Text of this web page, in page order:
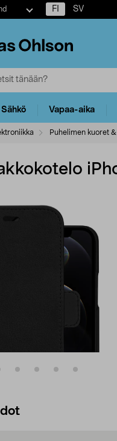
FI SV
Sähkö Vapaa-aika
Puhelimen kuoret